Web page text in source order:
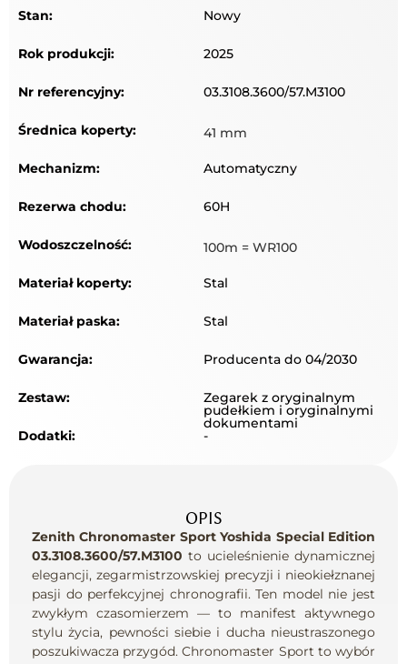
Stan:
Nowy
Rok produkcji: 2025
Nr referencyjny: 03.3108.3600/57.M3100
Średnica koperty: 41 mm
Mechanizm: Automatyczny
Rezerwa chodu: 60H
Wodoszczelność: 100m = WR100
Materiał koperty: Stal
Materiał paska: Stal
Gwarancja: Producenta do 04/2030
Zestaw: Zegarek z oryginalnym
pudełkiem i oryginalnymi
dokumentami
Dodatki: -
OPIS
Zenith Chronomaster Sport Yoshida Special Edition
03.3108.3600/57.M3100 to ucieleśnienie dynamicznej
elegancji, zegarmistrzowskiej precyzji i nieokiełznanej
pasji do perfekcyjnej chronografii. Ten model nie jest
zwykłym czasomierzem — to manifest aktywnego
stylu życia, pewności siebie i ducha nieustraszonego
poszukiwacza przygód. Chronomaster Sport to wybór